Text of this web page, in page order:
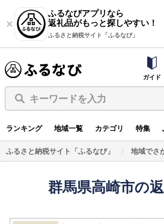
ふるなびアプリなら
返礼品がもっと探しやすい！
ふるさと納税サイト「ふるなび」
ガイド
キーワードを入力
ランキング 地域一覧 カテゴリ 特集
ふるさと納税サイト「ふるなび」 地域でさ
群馬県高崎市の